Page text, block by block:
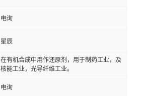
电询
星辰
在有机合成中用作还原剂，用于制药工业，及
核能工业，光导纤维工业。
电询